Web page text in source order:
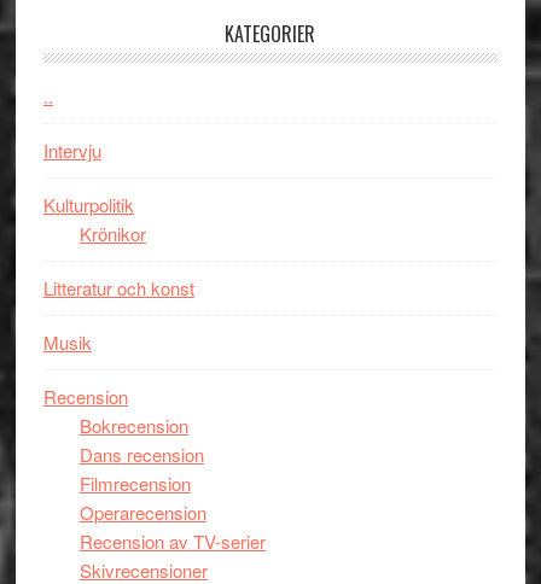
kan
KATEGORIER
..
Intervju
Kulturpolitik
Krönikor
Litteratur och konst
Musik
Recension
Bokrecension
Dans recension
Filmrecension
Operarecension
Recension av TV-serier
Skivrecensioner